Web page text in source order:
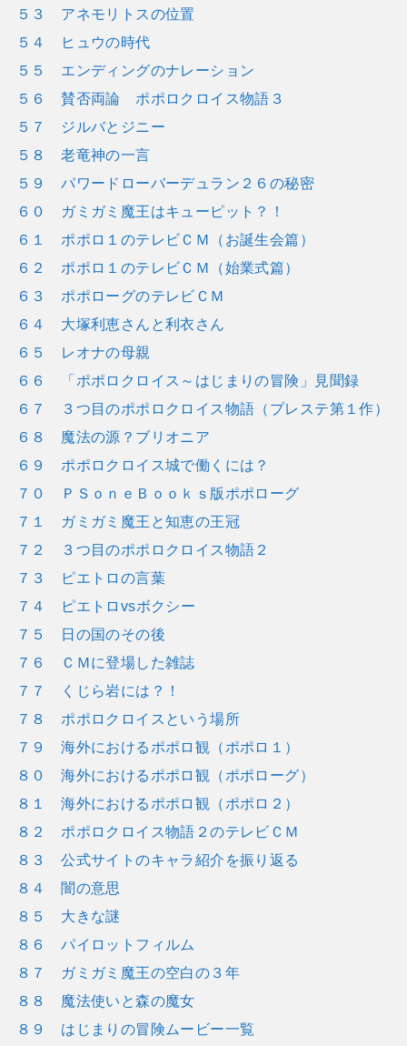
５３ アネモリトスの位置
５４ ヒュウの時代
５５ エンディングのナレーション
５６ 賛否両論 ポポロクロイス物語３
５７ ジルバとジニー
５８ 老竜神の一言
５９ パワードローバーデュラン２６の秘密
６０ ガミガミ魔王はキューピット？！
６１ ポポロ１のテレビＣＭ（お誕生会篇）
６２ ポポロ１のテレビＣＭ（始業式篇）
６３ ポポローグのテレビＣＭ
６４ 大塚利恵さんと利衣さん
６５ レオナの母親
６６ 「ポポロクロイス～はじまりの冒険」見聞録
６７ ３つ目のポポロクロイス物語（プレステ第１作）
６８ 魔法の源？ブリオニア
６９ ポポロクロイス城で働くには？
７０ ＰＳｏｎｅＢｏｏｋｓ版ポポローグ
７１ ガミガミ魔王と知恵の王冠
７２ ３つ目のポポロクロイス物語２
７３ ピエトロの言葉
７４ ピエトロvsボクシー
７５ 日の国のその後
７６ ＣＭに登場した雑誌
７７ くじら岩には？！
７８ ポポロクロイスという場所
７９ 海外におけるポポロ観（ポポロ１）
８０ 海外におけるポポロ観（ポポローグ）
８１ 海外におけるポポロ観（ポポロ２）
８２ ポポロクロイス物語２のテレビＣＭ
８３ 公式サイトのキャラ紹介を振り返る
８４ 闇の意思
８５ 大きな謎
８６ パイロットフィルム
８７ ガミガミ魔王の空白の３年
８８ 魔法使いと森の魔女
８９ はじまりの冒険ムービー一覧